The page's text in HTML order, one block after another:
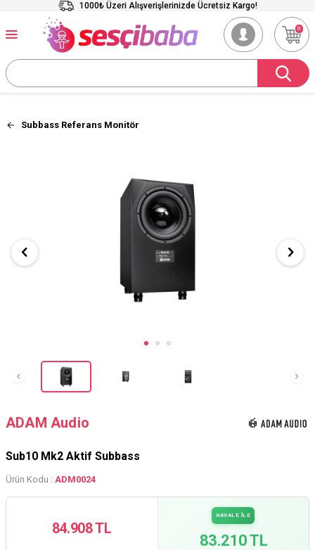
1000₺ Üzeri Alışverişlerinizde Ücretsiz Kargo!
0
Subbass Referans Monitör
ADAM Audio
Sub10 Mk2 Aktif Subbass
Ürün Kodu : ADM0024
84.908 TL
HAVALE İLE
83.210 TL